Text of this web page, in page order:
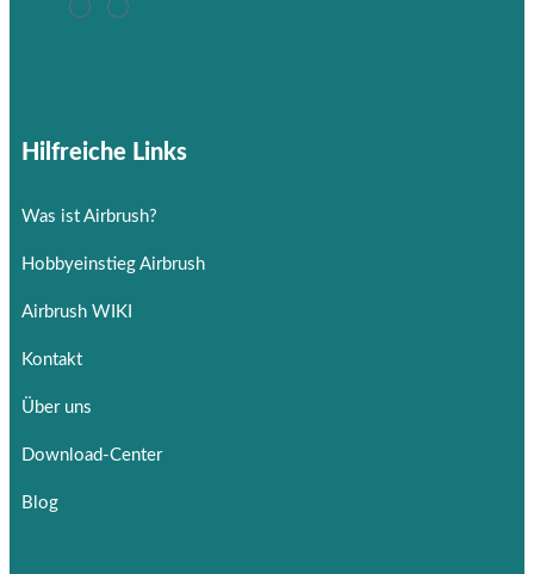
Hilfreiche Links
Was ist Airbrush?
Hobbyeinstieg Airbrush
Airbrush WIKI
Kontakt
Über uns
Download-Center
Blog